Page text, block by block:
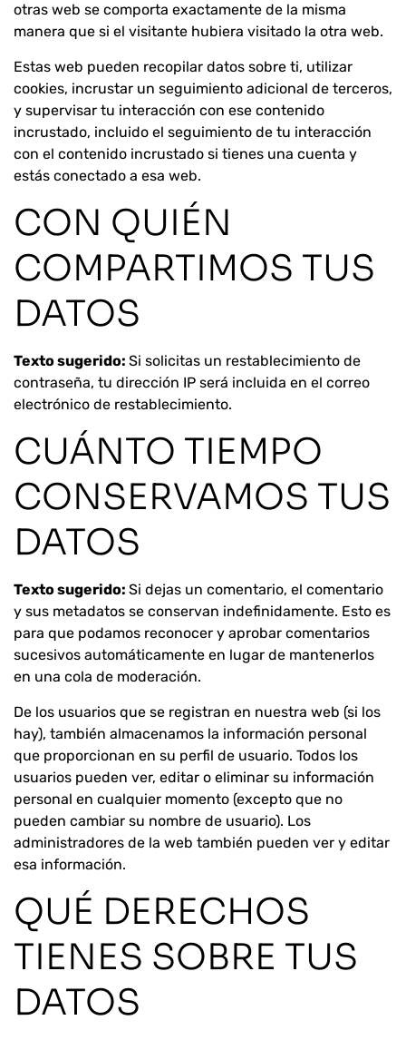
otras web se comporta exactamente de la misma
manera que si el visitante hubiera visitado la otra web.
Estas web pueden recopilar datos sobre ti, utilizar
cookies, incrustar un seguimiento adicional de terceros,
y supervisar tu interacción con ese contenido
incrustado, incluido el seguimiento de tu interacción
con el contenido incrustado si tienes una cuenta y
estás conectado a esa web.
CON QUIÉN
COMPARTIMOS TUS
DATOS
Texto sugerido: Si solicitas un restablecimiento de
contraseña, tu dirección IP será incluida en el correo
electrónico de restablecimiento.
CUÁNTO TIEMPO
CONSERVAMOS TUS
DATOS
Texto sugerido: Si dejas un comentario, el comentario
y sus metadatos se conservan indefinidamente. Esto es
para que podamos reconocer y aprobar comentarios
sucesivos automáticamente en lugar de mantenerlos
en una cola de moderación.
De los usuarios que se registran en nuestra web (si los
hay), también almacenamos la información personal
que proporcionan en su perfil de usuario. Todos los
usuarios pueden ver, editar o eliminar su información
personal en cualquier momento (excepto que no
pueden cambiar su nombre de usuario). Los
administradores de la web también pueden ver y editar
esa información.
QUÉ DERECHOS
TIENES SOBRE TUS
DATOS